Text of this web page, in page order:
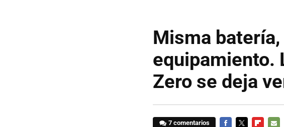
Misma
equipamiento.
Zero se deja
7 comentarios